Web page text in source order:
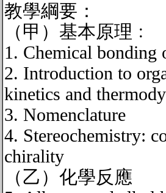
教學綱要：
（甲）基本原理﹕
1. Chemical bonding
2. Introduction to
kinetics and
3. Nomenclature
4. Stereochemistry:
chirality
（乙）化學反應